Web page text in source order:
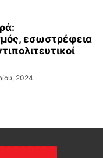
εσωστρέφεια
2024